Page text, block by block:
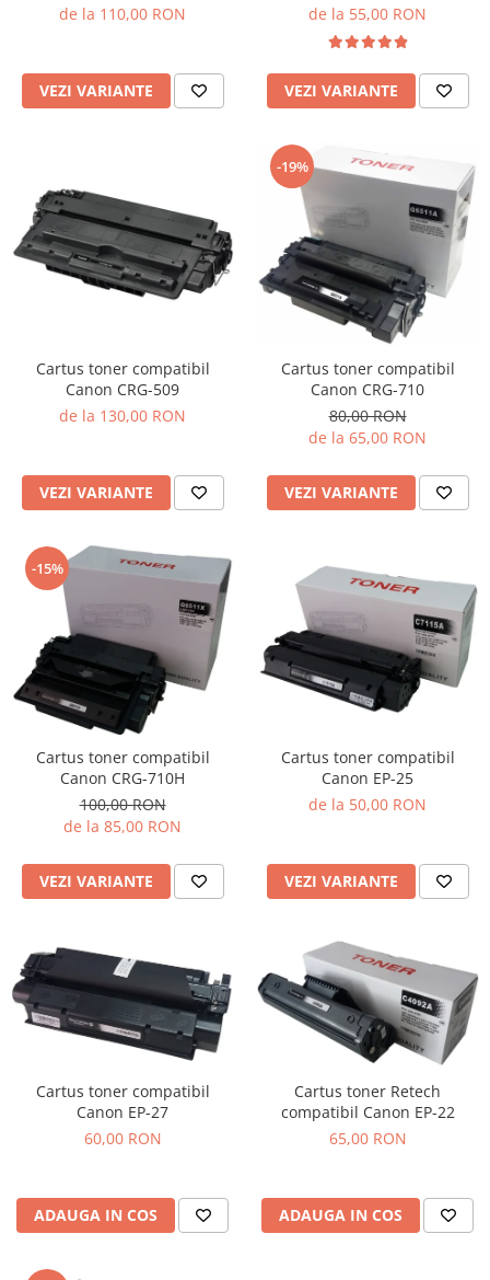
de la 110,00 RON
VEZI VARIANTE
de la 55,00 RON
VEZI VARIANTE
Cartus toner compatibil
Canon CRG-509
de la 130,00 RON
VEZI VARIANTE
-19%
Cartus toner compatibil
Canon CRG-710
80,00 RON
de la 65,00 RON
VEZI VARIANTE
-15%
Cartus toner compatibil
Canon CRG-710H
100,00 RON
de la 85,00 RON
VEZI VARIANTE
Cartus toner compatibil
Canon EP-25
de la 50,00 RON
VEZI VARIANTE
Cartus toner compatibil
Canon EP-27
60,00 RON
ADAUGA IN COS
Cartus toner Retech
compatibil Canon EP-22
65,00 RON
ADAUGA IN COS